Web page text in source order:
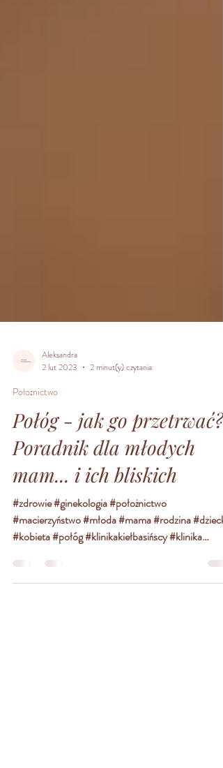
2 lut 2023
2 minut(y) czytania
Położnictwo
Połóg - jak go przetrwać?
Poradnik dla młodych
mam... i ich bliskich
#macierzyństwo #młoda #mama #rodzina #dziecko
#kobieta #połóg #klinikakiełbasińscy #klinika